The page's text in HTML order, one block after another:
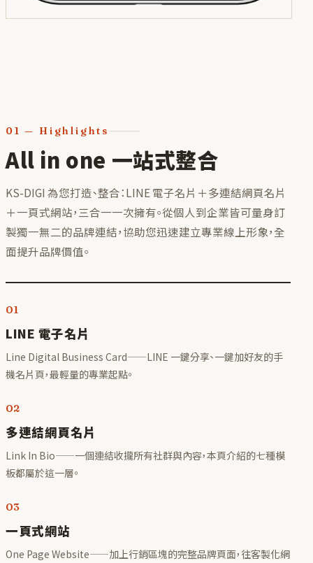
01 — Highlights
All in one 一站式整合
KS-DIGI 為您打造、整合：LINE 電子名片＋多連結網頁名片
＋一頁式網站，三合一一次擁有。從個人到企業皆可量身訂
製獨一無二的品牌連結，協助您迅速建立專業線上形象，全
面提升品牌價值。
01
LINE 電子名片
Line Digital Business Card——LINE 一鍵分享、一鍵加好友的手
機名片頁，最輕量的專業起點。
02
多連結網頁名片
Link In Bio——一個連結收攏所有社群與內容，本頁介紹的七種模
板都屬於這一層。
03
一頁式網站
One Page Website——加上行銷區塊的完整品牌頁面，往客製化網